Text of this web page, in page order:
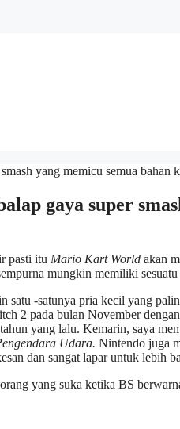
gaya super
pasti itu Mario Kart World akan
mungkin memiliki
satu -satunya pria kecil yang
2 pada bulan November dengan
yang lalu. Kemarin, saya
Udara. Nintendo juga
dan sangat lapar untuk lebih
yang suka ketika BS